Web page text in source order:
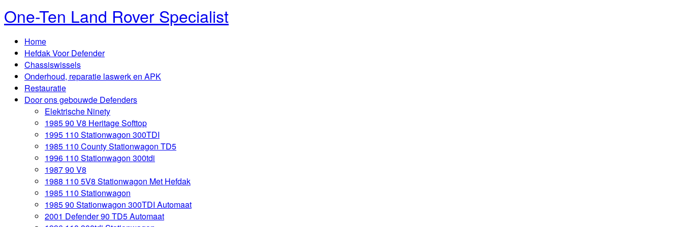
One-Ten Land Rover Specialist
Home
Hefdak Voor Defender
Chassiswissels
Onderhoud, reparatie laswerk en APK
Restauratie
Door ons gebouwde Defenders
Elektrische Ninety
1985 90 V8 Heritage Softtop
1995 110 Stationwagon 300TDI
1985 110 County Stationwagon TD5
1996 110 Stationwagon 300tdi
1987 90 V8
1988 110 5V8 Stationwagon Met Hefdak
1985 110 Stationwagon
1985 90 Stationwagon 300TDI Automaat
2001 Defender 90 TD5 Automaat